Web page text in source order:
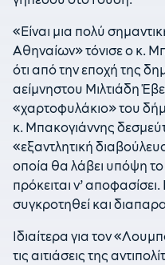
«Είναι μια πολύ
Αθηναίων» τόνισε ο κ.
ότι από την εποχή της
αείμνηστου Μιλτιάδη
«χαρτοφυλάκιο» του
κ. Μπακογιάννης
«εξαντλητική
οποία θα λάβει υπόψη
πρόκειται ν’
συγκροτηθεί και
Ιδιαίτερα για τον
τις αιτιάσεις της